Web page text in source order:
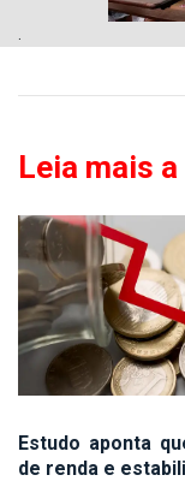
Leia mais
Estudo aponta
de renda e